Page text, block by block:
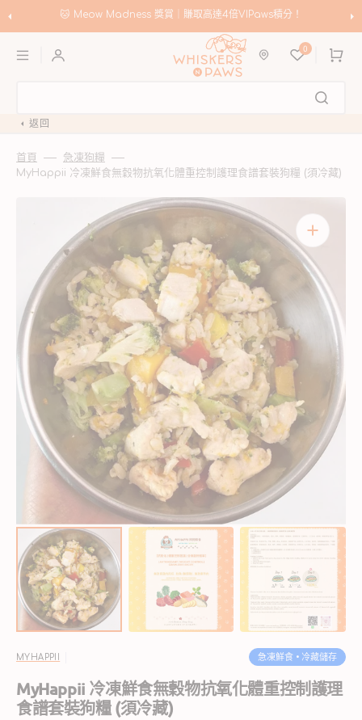
至
容
🐱 Meow Madness 獎賞｜賺取高達4倍VIPaws積分！
0
購
物
返回
首頁
急凍狗糧
MyHappii 冷凍鮮食無穀物抗氧化體重控制護理食譜套裝狗糧 (須冷藏)
開
圖
庫
檢
視
中
的
精
多
媒
體
檔
案
MYHAPPII 急凍鮮食 • 冷藏儲存
MyHappii 冷凍鮮食無穀物抗氧化體重控制護理
食譜套裝狗糧 (須冷藏)